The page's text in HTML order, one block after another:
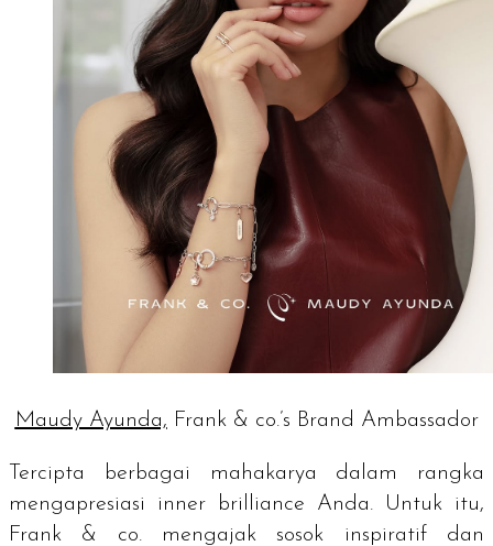
Maudy Ayunda, Frank & co.’s Brand Ambassador
Tercipta berbagai mahakarya dalam rangka
mengapresiasi inner brilliance Anda. Untuk itu,
Frank & co. mengajak sosok inspiratif dan